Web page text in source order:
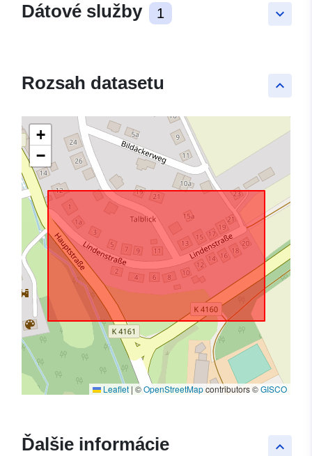
keyboard_arrow_down
Dátové služby 1
keyboard_arrow_up
Rozsah datasetu
+
−
Leaflet | ©OpenStreetMapcontributors ©GISCO
keyboard_arrow_up
Ďalšie informácie